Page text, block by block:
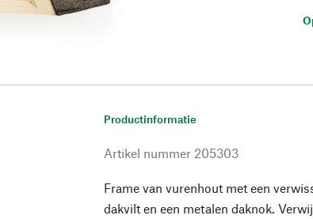
Productinformatie
Artikel nummer 205303
Frame van vurenhout met een
dakvilt en een metalen daknok.